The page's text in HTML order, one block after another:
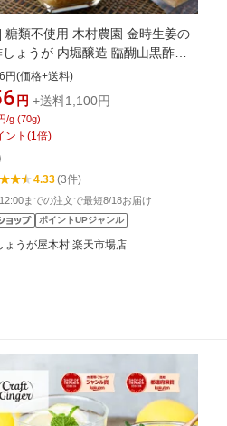
糖類不使用 木村農園 金時生姜の
ょうが 内堀醸造 臨醐山黒酢使
さゼロの酢生姜 70g 生姜 酢し
酢生姜 酢ショウガ 酢漬け 金時
金時しょうが 調味料 黒酢 漬物 漬
黒酢 健康 お取り寄せグルメ お土
添加食品 無着色
円(価格+送料)
円 +送料1,100円
/g (70g)
ント (1倍)
4.33(3件)
までの注文で最短8/18お届け
ポイントUPジャンル
ょうが屋木村 楽天市場店